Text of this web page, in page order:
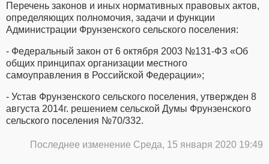
Перечень законов и иных нормативных правовых актов,
определяющих полномочия, задачи и функции
Администрации Фрунзенского сельского поселения:
- Федеральный закон от 6 октября 2003 №131-ФЗ «Об
общих принципах организации местного
самоуправления в Российской Федерации»;
- Устав Фрунзенского сельского поселения, утвержден 8
августа 2014г. решением сельской Думы Фрунзенского
сельского поселения №70/332.
Последнее изменение Среда, 15 января 2020 19:49